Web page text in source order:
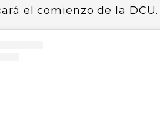
el comienzo de la DCU.